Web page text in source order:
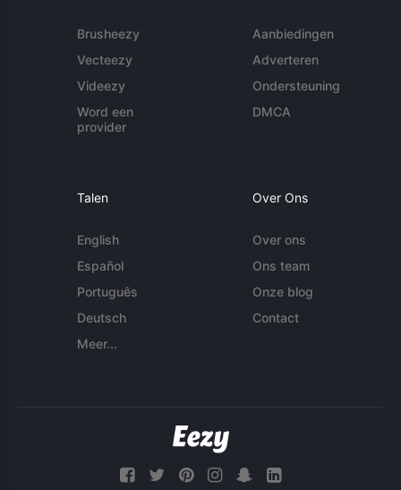
Brusheezy
Vecteezy
Videezy
Word een
provider
Aanbiedingen
Adverteren
Ondersteuning
DMCA
Talen
English
Español
Português
Deutsch
Meer...
Over Ons
Over ons
Ons team
Onze blog
Contact